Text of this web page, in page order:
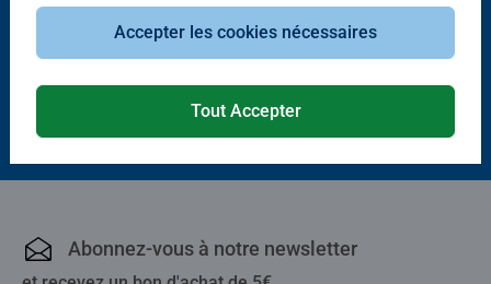
La belle ville de Londres
Average rating 5,0 out of 5 stars.
Puzzle adulte
Abonnez-vous à notre newsletter
Accepter les cookies nécessaires
Tout Accepter